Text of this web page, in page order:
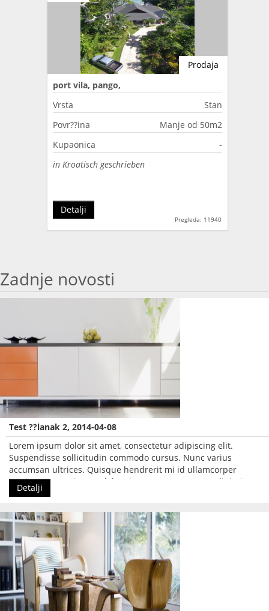
Prodaja
port vila, pango,
Vrsta
Stan
Povr??ina
Manje od 50m2
Kupaonica
-
in Kroatisch geschrieben
Pregleda: 11940
Detalji
Zadnje novosti
Test ??lanak 2, 2014-04-08
Lorem ipsum dolor sit amet, consectetur adipiscing elit.
Suspendisse sollicitudin commodo cursus. Nunc varius
accumsan ultrices. Quisque hendrerit mi id ullamcorper
pretium. Lorem ipsum dolor sit amet, consectetur adipiscing
elit.
Detalji